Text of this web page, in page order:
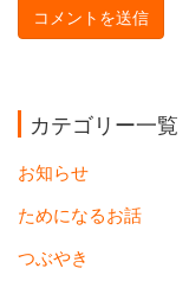
カテゴリー一覧
お知らせ
ためになるお話
つぶやき